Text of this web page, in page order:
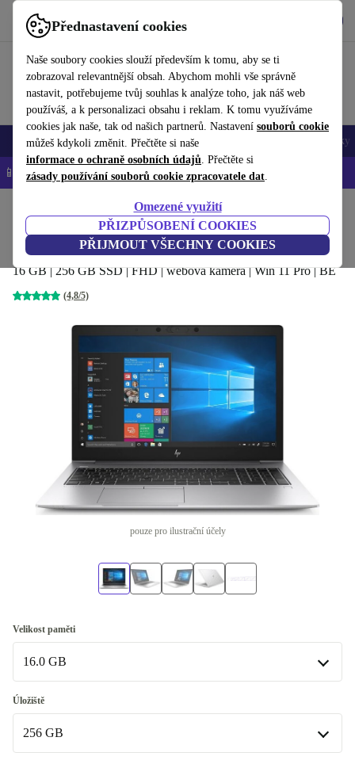
Přednastavení cookies
Naše soubory cookies slouží především k tomu, aby se ti
zobrazoval relevantnější obsah. Abychom mohli vše správně
nastavit, potřebujeme tvůj souhlas k analýze toho, jak náš web
používáš, a k personalizaci obsahu i reklam. K tomu využíváme
cookies jak naše, tak od našich partnerů. Nastavení souborů cookie
můžeš kdykoli změnit. Přečtěte si naše
informace o ochraně osobních údajů. Přečtěte si
zásady používání souborů cookie zpracovatele dat.
Omezené využití
PŘIZPŮSOBENÍ COOKIES
PŘIJMOUT VŠECHNY COOKIES
Používejte refurbed rychle a snadno
Mobily a smartphony Notebooky Tablety Doplňky
📱 -5 % NAVÍC na všechny iPhony – kód: IPHONEDEAL-
Notebooky Notebooky HP
HP EliteBook 850 G6 | i5-8265U | 15.6"
16 GB | 256 GB SSD | FHD | webová kamera | Win 11 Pro | BE
(4,8/5)
pouze pro ilustrační účely
Velikost paměti
16.0 GB
16.0 GB
K dispozici v jiné konfiguraci
8.0 GB
Úložiště
256 GB